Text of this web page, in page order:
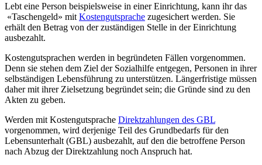
Lebt eine Person beispielsweise in einer Einrichtung, kann ihr das
«Taschengeld» mit Kostengutsprache zugesichert werden. Sie
erhält den Betrag von der zuständigen Stelle in der Einrichtung
ausbezahlt.
Kostengutsprachen werden in begründeten Fällen vorgenommen.
Denn sie stehen dem Ziel der Sozialhilfe entgegen, Personen in ihrer
selbständigen Lebensführung zu unterstützen. Längerfristige müssen
daher mit ihrer Zielsetzung begründet sein; die Gründe sind zu den
Akten zu geben.
Werden mit Kostengutsprache Direktzahlungen des GBL
vorgenommen, wird derjenige Teil des Grundbedarfs für den
Lebensunterhalt (GBL) ausbezahlt, auf den die betroffene Person
nach Abzug der Direktzahlung noch Anspruch hat.